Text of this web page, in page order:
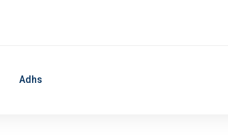
Adhs